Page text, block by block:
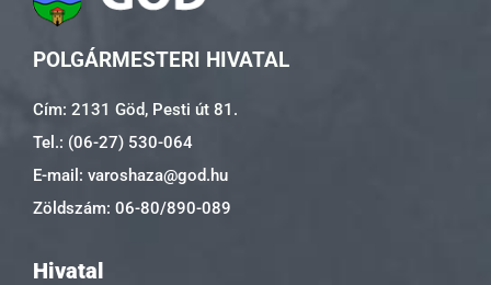
POLGÁRMESTERI HIVATAL
Cím: 2131 Göd, Pesti út 81.
Tel.: (06-27) 530-064
E-mail: varoshaza@god.hu
Zöldszám: 06-80/890-089
Hivatal